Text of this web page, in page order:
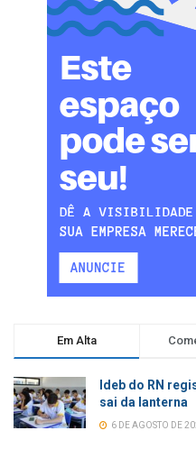
Em Alta
Ideb do RN
sai da lanterna
6 DE AGOSTO DE